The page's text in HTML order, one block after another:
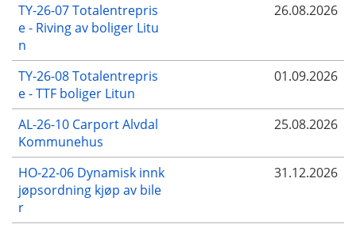
TY-26-07 Totalentrepris
e - Riving av boliger Litu
n
26.08.2026
TY-26-08 Totalentrepris
e - TTF boliger Litun
01.09.2026
AL-26-10 Carport Alvdal
Kommunehus
25.08.2026
HO-22-06 Dynamisk innk
jøpsordning kjøp av bile
r
31.12.2026